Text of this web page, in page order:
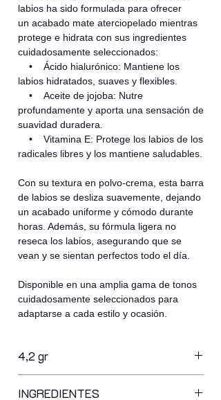
labios ha sido formulada para ofrecer
un acabado mate aterciopelado mientras
protege e hidrata con sus ingredientes
cuidadosamente seleccionados:
• Ácido hialurónico: Mantiene los
labios hidratados, suaves y flexibles.
• Aceite de jojoba: Nutre
profundamente y aporta una sensación de
suavidad duradera.
• Vitamina E: Protege los labios de los
radicales libres y los mantiene saludables.
Con su textura en polvo-crema, esta barra
de labios se desliza suavemente, dejando
un acabado uniforme y cómodo durante
horas. Además, su fórmula ligera no
reseca los labios, asegurando que se
vean y se sientan perfectos todo el día.
Disponible en una amplia gama de tonos
cuidadosamente seleccionados para
adaptarse a cada estilo y ocasión.
4,2 gr
INGREDIENTES